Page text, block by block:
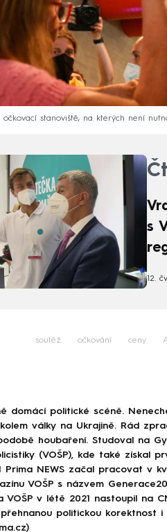
stanoviště, na kterých není
s
12.
soutěž očkování ceny
domácí politické scéně.
války na Ukrajině. Rád
houbaření. Studoval na
(VOŠP), kde také získal
Prima NEWS začal pracovat v
VOŠP s názvem
VOŠP v létě 2021 nastoupil na
politickou korektnost i